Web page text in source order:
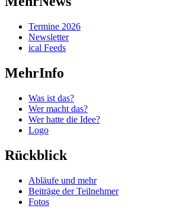
Termine 2026
Newsletter
ical Feeds
MehrInfo
Was ist das?
Wer macht das?
Wer hatte die Idee?
Logo
Rückblick
Abläufe und mehr
Beiträge der Teilnehmer
Fotos